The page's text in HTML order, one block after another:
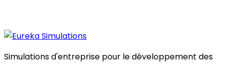
Simulations d'entreprise pour le développement des